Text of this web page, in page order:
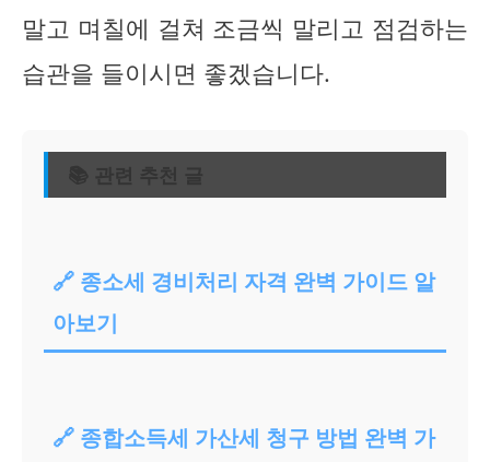
말고 며칠에 걸쳐 조금씩 말리고 점검하는
습관을 들이시면 좋겠습니다.
📚 관련 추천 글
🔗 종소세 경비처리 자격 완벽 가이드 알
아보기
🔗 종합소득세 가산세 청구 방법 완벽 가